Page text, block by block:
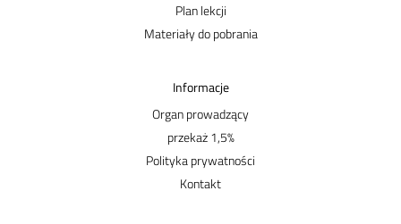
Plan lekcji
Materiały do pobrania
Informacje
Organ prowadzący
przekaż 1,5%
Polityka prywatności
Kontakt